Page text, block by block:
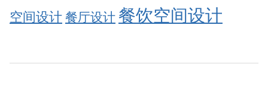
空间设计餐厅设计 餐饮空间设计